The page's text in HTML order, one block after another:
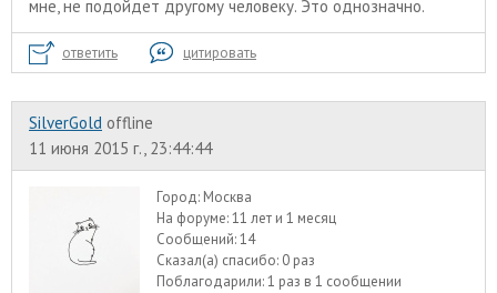
мне, не подойдет другому человеку. Это однозначно.
ответить цитировать
SilverGold offline
11 июня 2015 г., 23:44:44
Город: Москва
На форуме:11 лет и 1 месяц
Сообщений:14
Сказал(а) спасибо: 0 раз
Поблагодарили:1 раз в 1 сообщении